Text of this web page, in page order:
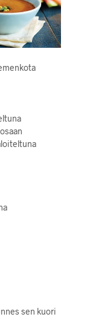
sen kuori